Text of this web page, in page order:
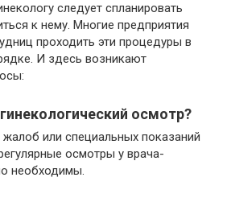
следует спланировать
к нему. Многие предприятия
проходить эти процедуры в
И здесь возникают
осмотр?
или специальных показаний
осмотры у врача-
необходимы.